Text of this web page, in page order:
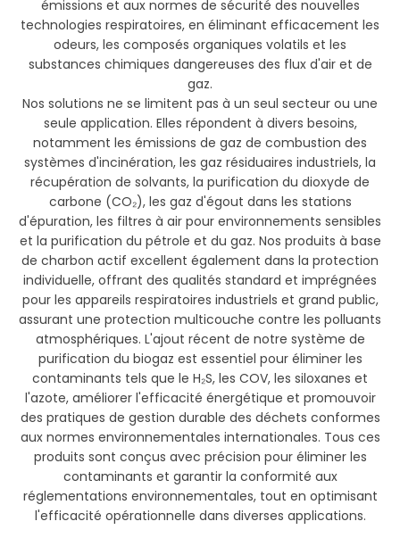
émissions et aux normes de sécurité des nouvelles
technologies respiratoires, en éliminant efficacement les
odeurs, les composés organiques volatils et les
substances chimiques dangereuses des flux d'air et de
gaz.
Nos solutions ne se limitent pas à un seul secteur ou une
seule application. Elles répondent à divers besoins,
notamment les émissions de gaz de combustion des
systèmes d'incinération, les gaz résiduaires industriels, la
récupération de solvants, la purification du dioxyde de
carbone (CO₂), les gaz d'égout dans les stations
d'épuration, les filtres à air pour environnements sensibles
et la purification du pétrole et du gaz. Nos produits à base
de charbon actif excellent également dans la protection
individuelle, offrant des qualités standard et imprégnées
pour les appareils respiratoires industriels et grand public,
assurant une protection multicouche contre les polluants
atmosphériques. L'ajout récent de notre système de
purification du biogaz est essentiel pour éliminer les
contaminants tels que le H₂S, les COV, les siloxanes et
l'azote, améliorer l'efficacité énergétique et promouvoir
des pratiques de gestion durable des déchets conformes
aux normes environnementales internationales. Tous ces
produits sont conçus avec précision pour éliminer les
contaminants et garantir la conformité aux
réglementations environnementales, tout en optimisant
l'efficacité opérationnelle dans diverses applications.